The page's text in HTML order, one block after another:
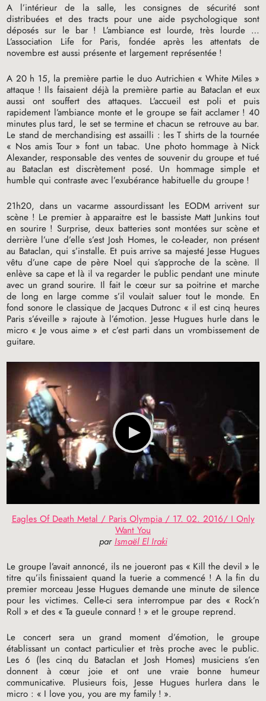
A l’intérieur de la salle, les consignes de sécurité sont
distribuées et des tracts pour une aide psychologique sont
déposés sur le bar ! L’ambiance est lourde, très lourde …
L’association Life for Paris, fondée après les attentats de
novembre est aussi présente et largement représentée !
A 20 h 15, la première partie le duo Autrichien « White Miles »
attaque ! Ils faisaient déjà la première partie au Bataclan et eux
aussi ont souffert des attaques. L’accueil est poli et puis
rapidement l’ambiance monte et le groupe se fait acclamer ! 40
minutes plus tard, le set se termine et chacun se retrouve au bar.
Le stand de merchandising est assailli : les T shirts de la tournée
« Nos amis Tour » font un tabac. Une photo hommage à Nick
Alexander, responsable des ventes de souvenir du groupe et tué
au Bataclan est discrètement posé. Un hommage simple et
humble qui contraste avec l’exubérance habituelle du groupe !
21h20, dans un vacarme assourdissant les EODMarrivent sur
scène ! Le premier à apparaitre est le bassiste Matt Junkins tout
en sourire ! Surprise, deux batteries sont montées sur scène et
derrière l’une d’elle s’est Josh Homes, le co-leader, non présent
au Bataclan, qui s’installe. Et puis arrive sa majesté Jesse Hugues
vêtu d’une cape de père Noel qui s’approche de la scène. Il
enlève sa cape et là il va regarder le public pendant une minute
avec un grand sourire. Il fait le cœur sur sa poitrine et marche
de long en large comme s’il voulait saluer tout le monde. En
fond sonore le classique de Jacques Dutronc « il est cinq heures
Paris s’éveille » rajoute à l’émotion. Jesse Hugues hurle dans le
micro « Je vous aime » et c’est parti dans un vrombissement de
guitare.
Eagles Of Death Metal / Paris Olympia / 17. 02. 2016/ I Only
Want You
parIsmaël El Iraki
Le groupe l’avait annoncé, ils ne joueront pas « Kill the devil » le
titre qu’ils finissaient quand la tuerie a commencé ! A la fin du
premier morceau Jesse Hugues demande une minute de silence
pour les victimes. Celle-ci sera interrompue par des « Rock’n
Roll » et des « Ta gueule connard ! » et le groupe reprend.
Le concert sera un grand moment d’émotion, le groupe
établissant un contact particulier et très proche avec le public.
Les 6 (les cinq du Bataclan et Josh Homes) musiciens s’en
donnent à cœur joie et ont une vraie bonne humeur
communicative. Plusieurs fois, Jesse Hugues hurlera dans le
micro : « I love you, you are my family ! ».